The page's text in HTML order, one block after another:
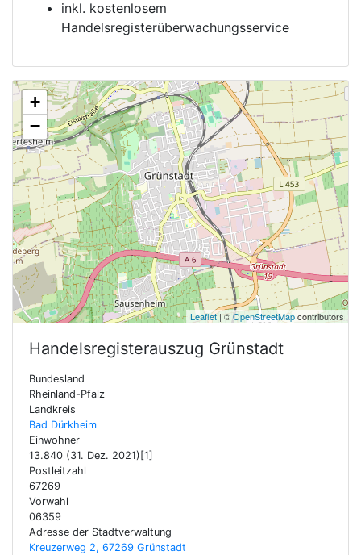
inkl. kostenlosem
Handelsregisterüberwachungsservice
+
−
Leaflet| ©OpenStreetMapcontributors
Handelsregisterauszug Grünstadt
Bundesland
Rheinland-Pfalz
Landkreis
Bad Dürkheim
Einwohner
13.840 (31. Dez. 2021)[1]
Postleitzahl
67269
Vorwahl
06359
Adresse der Stadtverwaltung
Kreuzerweg 2, 67269 Grünstadt